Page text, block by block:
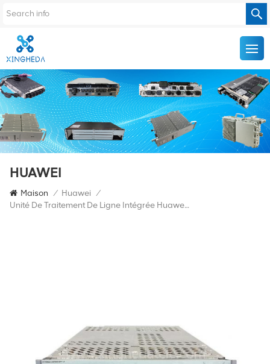
HUAWEI
Maison / Huawei /
Unité De Traitement De Ligne Intégrée Huawei NE40E À 2 Ports 100GBase-CFP